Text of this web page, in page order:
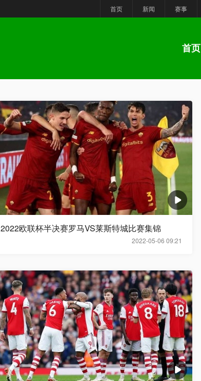
首页 新闻 赛事
首页
2022-05-06 09:21
2022欧联杯半决赛罗马VS莱斯特城比赛集锦